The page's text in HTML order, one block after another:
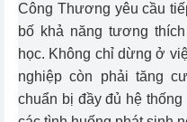
Công Thương yêu cầu
bố khả năng tương
học. Không chỉ dừng ở
nghiệp còn phải tăng
chuẩn bị đầy đủ hệ